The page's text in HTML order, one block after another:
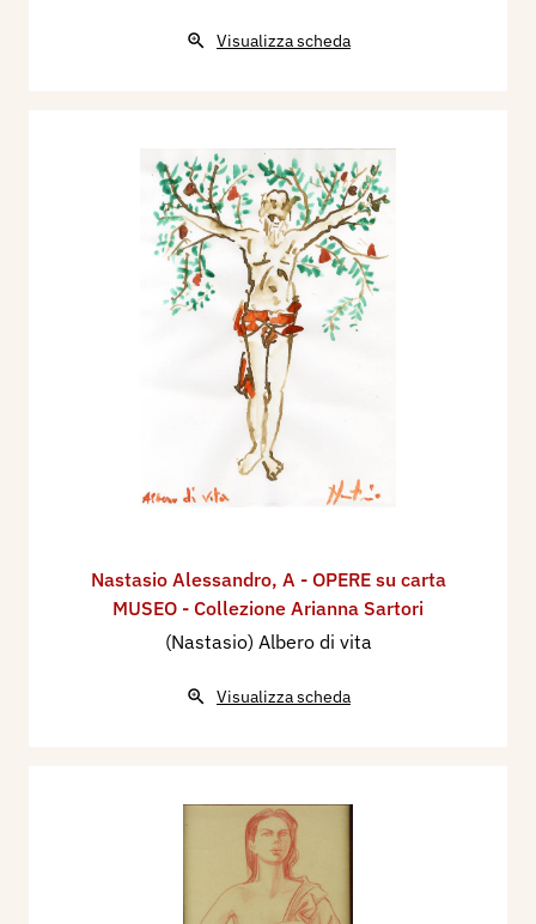
Visualizza scheda
Nastasio Alessandro, A - OPERE su carta
MUSEO - Collezione Arianna Sartori
(Nastasio) Albero di vita
Visualizza scheda